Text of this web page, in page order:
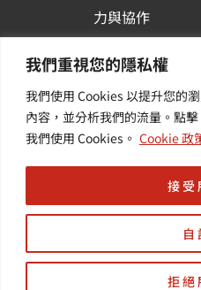
我們重視您的隱私權
我們使用 Cookies 以提升您的
內容，並分析我們的流量。點
我們使用 Cookies。 Cookie 政
自
拒絕
接受
力與協作
台應用
其他／加
值服務